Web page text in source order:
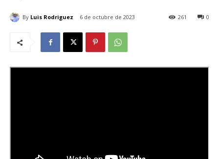
By Luis Rodriguez 6 de octubre de 2023 0
261